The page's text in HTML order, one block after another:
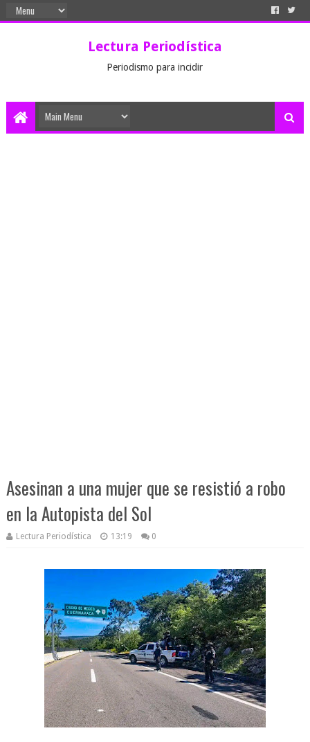
Lectura Periodística
Periodismo para incidir
Asesinan a una mujer que se resistió a robo
en la Autopista del Sol
Lectura Periodística 13:19 0